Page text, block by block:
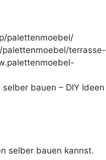
palettenmoebel/
terrasse-
bauen – DIY Ideen
selber bauen kannst.